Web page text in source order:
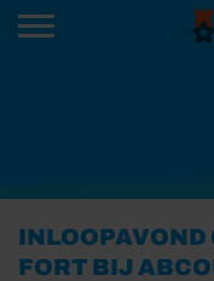
FORT BIJ